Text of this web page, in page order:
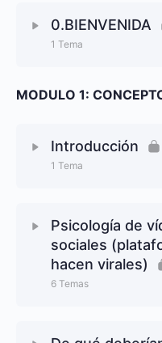
0.BIENVENIDA
1 Tema
Contenido Lección
MODULO 1:
Introducción
1 Tema
Introducción
Psicología de
sociales
hacen virales)
6 Temas